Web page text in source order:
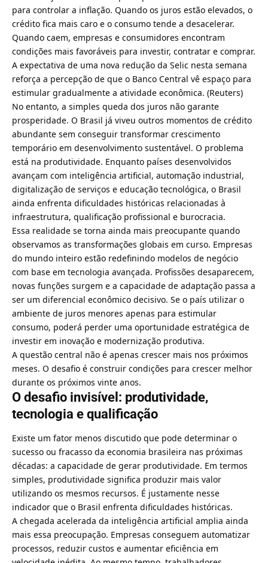
para controlar a inflação. Quando os juros estão elevados, o
crédito fica mais caro e o consumo tende a desacelerar.
Quando caem, empresas e consumidores encontram
condições mais favoráveis para investir, contratar e comprar.
A expectativa de uma nova redução da Selic nesta semana
reforça a percepção de que o Banco Central vê espaço para
estimular gradualmente a atividade econômica. (Reuters)
No entanto, a simples queda dos juros não garante
prosperidade. O Brasil já viveu outros momentos de crédito
abundante sem conseguir transformar crescimento
temporário em desenvolvimento sustentável. O problema
está na produtividade. Enquanto países desenvolvidos
avançam com inteligência artificial, automação industrial,
digitalização de serviços e educação tecnológica, o Brasil
ainda enfrenta dificuldades históricas relacionadas à
infraestrutura, qualificação profissional e burocracia.
Essa realidade se torna ainda mais preocupante quando
observamos as transformações globais em curso. Empresas
do mundo inteiro estão redefinindo modelos de negócio
com base em tecnologia avançada. Profissões desaparecem,
novas funções surgem e a capacidade de adaptação passa a
ser um diferencial econômico decisivo. Se o país utilizar o
ambiente de juros menores apenas para estimular
consumo, poderá perder uma oportunidade estratégica de
investir em inovação e modernização produtiva.
A questão central não é apenas crescer mais nos próximos
meses. O desafio é construir condições para crescer melhor
durante os próximos vinte anos.
O desafio invisível: produtividade,
tecnologia e qualificação
Existe um fator menos discutido que pode determinar o
sucesso ou fracasso da economia brasileira nas próximas
décadas: a capacidade de gerar produtividade. Em termos
simples, produtividade significa produzir mais valor
utilizando os mesmos recursos. É justamente nesse
indicador que o Brasil enfrenta dificuldades históricas.
A chegada acelerada da inteligência artificial amplia ainda
mais essa preocupação. Empresas conseguem automatizar
processos, reduzir custos e aumentar eficiência em